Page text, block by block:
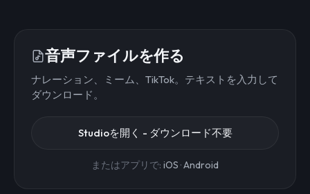
音声ファイルを作る
ナレーション、ミーム、TikTok。テキストを入力して
ダウンロード。
Studioを開く - ダウンロード不要
またはアプリで: iOS ·Android